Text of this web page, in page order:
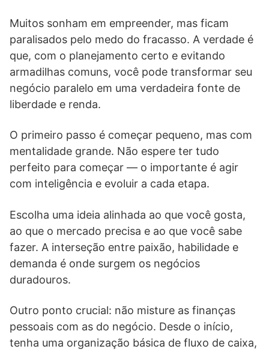
Muitos sonham em empreender, mas ficam
paralisados pelo medo do fracasso. A verdade é
que, com o planejamento certo e evitando
armadilhas comuns, você pode transformar seu
negócio paralelo em uma verdadeira fonte de
liberdade e renda.
O primeiro passo é começar pequeno, mas com
mentalidade grande. Não espere ter tudo
perfeito para começar — o importante é agir
com inteligência e evoluir a cada etapa.
Escolha uma ideia alinhada ao que você gosta,
ao que o mercado precisa e ao que você sabe
fazer. A interseção entre paixão, habilidade e
demanda é onde surgem os negócios
duradouros.
Outro ponto crucial: não misture as finanças
pessoais com as do negócio. Desde o início,
tenha uma organização básica de fluxo de caixa,